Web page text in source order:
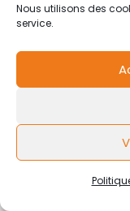
Nous utilisons des
service.